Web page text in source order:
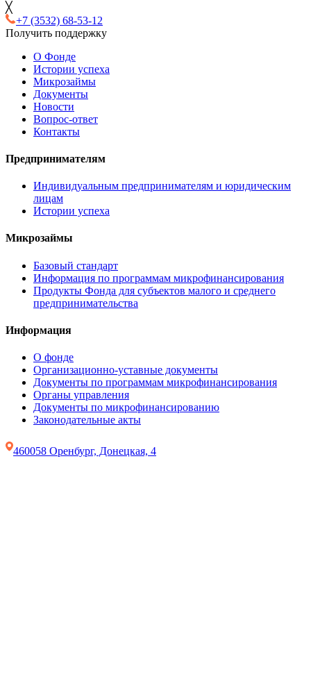
╳
+7 (3532) 68-53-12
Получить поддержку
О Фонде
Истории успеха
Микрозаймы
Документы
Новости
Вопрос-ответ
Контакты
Предпринимателям
Индивидуальным предпринимателям и юридическим
лицам
Истории успеха
Микрозаймы
Базовый стандарт
Информация по программам микрофинансирования
Продукты Фонда для субъектов малого и среднего
предпринимательства
Информация
О фонде
Организационно-уставные документы
Документы по программам микрофинансирования
Органы управления
Документы по микрофинансированию
Законодательные акты
460058 Оренбург, Донецкая, 4